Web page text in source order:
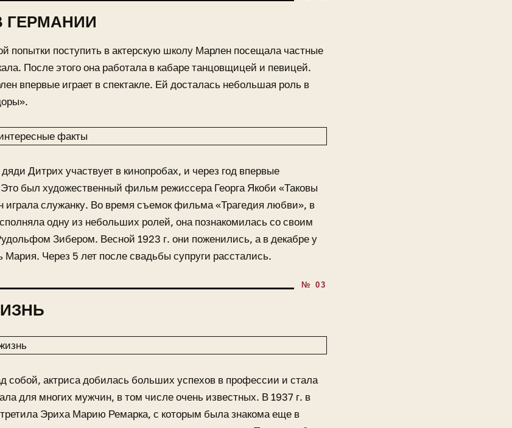
ГЕРМАНИИ
попытки поступить в актерскую школу Марлен посещала частные
После этого она работала в кабаре танцовщицей и певицей.
впервые играет в спектакле. Ей досталась небольшая роль в
Дитрих участвует в кинопробах, и через год впервые
был художественный фильм режиссера Георга Якоби «Таковы
служанку. Во время съемок фильма «Трагедия любви», в
одну из небольших ролей, она познакомилась со своим
Зибером. Весной 1923 г. они поженились, а в декабре у
Мария. Через 5 лет после свадьбы супруги расстались.
собой, актриса добилась больших успехов в профессии и стала
для многих мужчин, в том числе очень известных. В 1937 г. в
Эриха Марию Ремарка, с которым была знакома еще в